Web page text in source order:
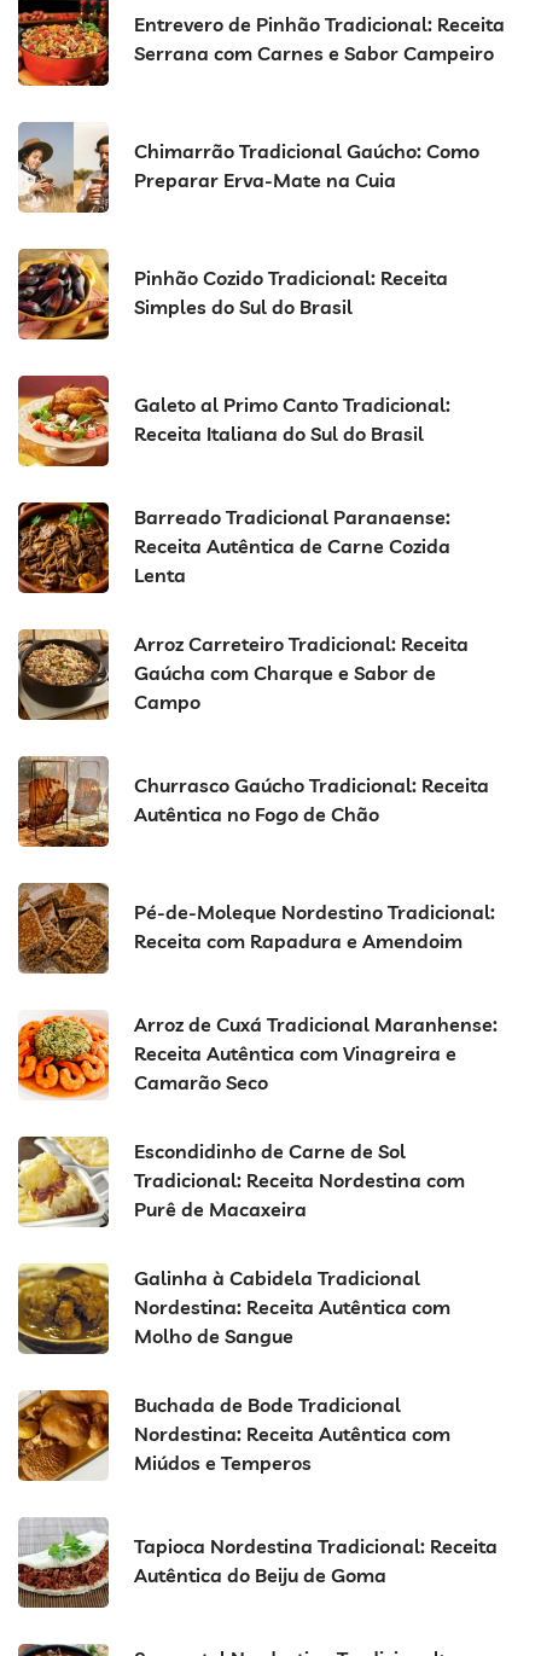
Entrevero de Pinhão Tradicional: Receita
Serrana com Carnes e Sabor Campeiro
Chimarrão Tradicional Gaúcho: Como
Preparar Erva-Mate na Cuia
Pinhão Cozido Tradicional: Receita
Simples do Sul do Brasil
Galeto al Primo Canto Tradicional:
Receita Italiana do Sul do Brasil
Barreado Tradicional Paranaense:
Receita Autêntica de Carne Cozida
Lenta
Arroz Carreteiro Tradicional: Receita
Gaúcha com Charque e Sabor de
Campo
Churrasco Gaúcho Tradicional: Receita
Autêntica no Fogo de Chão
Pé-de-Moleque Nordestino Tradicional:
Receita com Rapadura e Amendoim
Arroz de Cuxá Tradicional Maranhense:
Receita Autêntica com Vinagreira e
Camarão Seco
Escondidinho de Carne de Sol
Tradicional: Receita Nordestina com
Purê de Macaxeira
Galinha à Cabidela Tradicional
Nordestina: Receita Autêntica com
Molho de Sangue
Buchada de Bode Tradicional
Nordestina: Receita Autêntica com
Miúdos e Temperos
Tapioca Nordestina Tradicional: Receita
Autêntica do Beiju de Goma